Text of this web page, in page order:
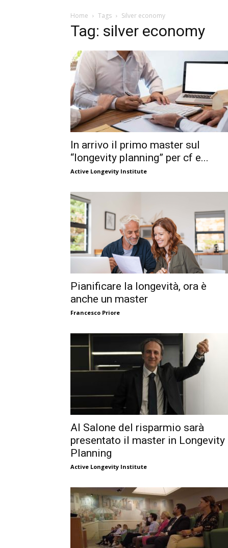
Home Tags Silver economy
Tag: silver economy
In arrivo il primo master sul
“longevity planning” per cf e...
Active Longevity Institute
Pianificare la longevità, ora è
anche un master
Francesco Priore
Al Salone del risparmio sarà
presentato il master in Longevity
Planning
Active Longevity Institute